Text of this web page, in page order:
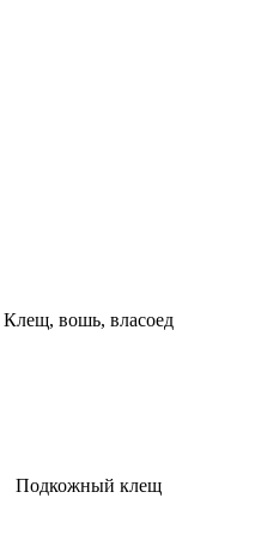
Клещ, вошь, власоед
Подкожный клещ